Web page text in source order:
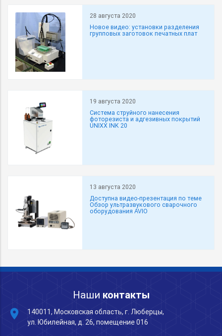
28 августа 2020
Новое видео: установки разделения
групповых заготовок печатных плат
19 августа 2020
Система струйного нанесения
фоторезиста и адгезивных покрытий
UNIXX INK 20
13 августа 2020
Доступна видео-презентация по теме
Обзор ультразвукового сварочного
оборудования AVIO
Наши контакты
place
140011, Московская область, г. Люберцы,
ул. Юбилейная, д. 26, помещение 016